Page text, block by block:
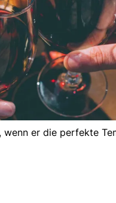
wenn er die perfekte